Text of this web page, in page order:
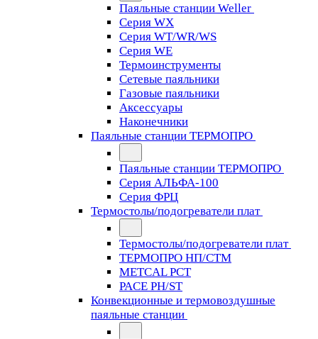
Паяльные станции Weller
Серия WX
Серия WT/WR/WS
Серия WE
Термоинструменты
Сетевые паяльники
Газовые паяльники
Аксессуары
Наконечники
Паяльные станции ТЕРМОПРО
Паяльные станции ТЕРМОПРО
Серия АЛЬФА-100
Серия ФРЦ
Термостолы/подогреватели плат
Термостолы/подогреватели плат
ТЕРМОПРО НП/СТМ
METCAL PCT
PACE PH/ST
Конвекционные и термовоздушные
паяльные станции